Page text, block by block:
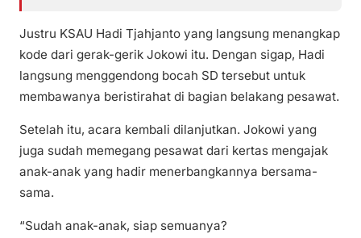
Justru KSAU Hadi Tjahjanto yang langsung menangkap
kode dari gerak-gerik Jokowi itu. Dengan sigap, Hadi
langsung menggendong bocah SD tersebut untuk
membawanya beristirahat di bagian belakang pesawat.
Setelah itu, acara kembali dilanjutkan. Jokowi yang
juga sudah memegang pesawat dari kertas mengajak
anak-anak yang hadir menerbangkannya bersama-
sama.
“Sudah anak-anak, siap semuanya?